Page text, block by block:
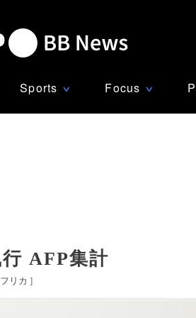
Sports ∨ Focus ∨
AFP集計
リカ ]